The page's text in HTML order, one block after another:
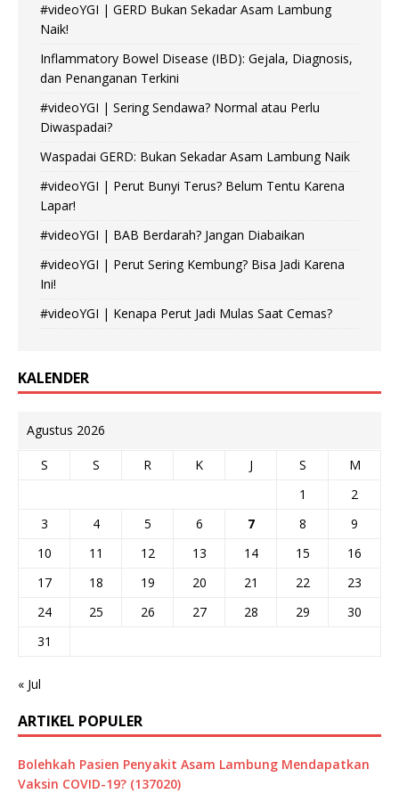
#videoYGI | GERD Bukan Sekadar Asam Lambung
Naik!
Inflammatory Bowel Disease (IBD): Gejala, Diagnosis,
dan Penanganan Terkini
#videoYGI | Sering Sendawa? Normal atau Perlu
Diwaspadai?
Waspadai GERD: Bukan Sekadar Asam Lambung Naik
#videoYGI | Perut Bunyi Terus? Belum Tentu Karena
Lapar!
#videoYGI | BAB Berdarah? Jangan Diabaikan
#videoYGI | Perut Sering Kembung? Bisa Jadi Karena
Ini!
#videoYGI | Kenapa Perut Jadi Mulas Saat Cemas?
KALENDER
Agustus 2026
S S R K J S
M
1
2
3
4 5 6 7 8
9
10
11 12 13 14 15
16
17
18 19 20 21 22
23
24
25 26 27 28 29
30
31
« Jul
ARTIKEL POPULER
Bolehkah Pasien Penyakit Asam Lambung Mendapatkan
Vaksin COVID-19? (137020)